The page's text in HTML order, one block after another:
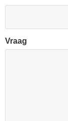
Vraag